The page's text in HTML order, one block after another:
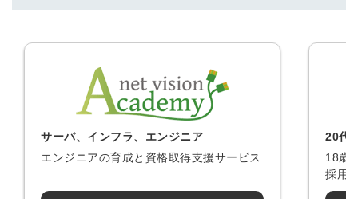
サーバ、インフラ、エンジニア
エンジニアの育成と資格取得支援サービス
20代
18歳
採用